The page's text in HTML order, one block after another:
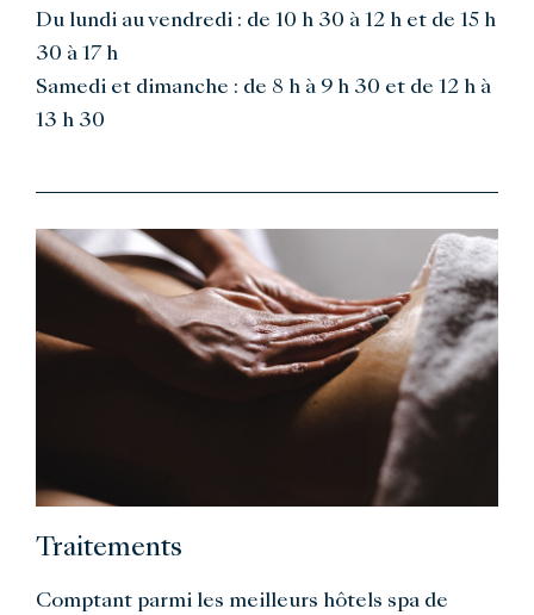
Du lundi au vendredi : de 10 h 30 à 12 h et de 15 h
30 à 17 h
Samedi et dimanche : de 8 h à 9 h 30 et de 12 h à
13 h 30
Traitements
Comptant parmi les meilleurs hôtels spa de